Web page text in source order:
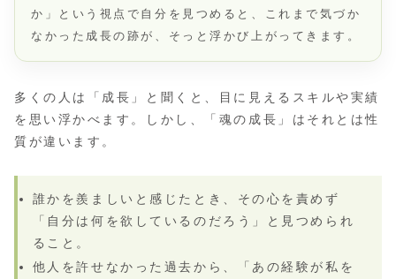
か」という視点で自分を見つめると、これまで気づか
なかった成長の跡が、そっと浮かび上がってきます。
多くの人は「成長」と聞くと、目に見えるスキルや実績
を思い浮かべます。しかし、「魂の成長」はそれとは性
質が違います。
誰かを羨ましいと感じたとき、その心を責めず
「自分は何を欲しているのだろう」と見つめられ
ること。
他人を許せなかった過去から、「あの経験が私を